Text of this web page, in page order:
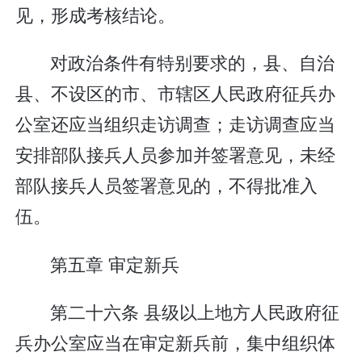
见，形成考核结论。
对政治条件有特别要求的，县、自治
县、不设区的市、市辖区人民政府征兵办
公室还应当组织走访调查；走访调查应当
安排部队接兵人员参加并签署意见，未经
部队接兵人员签署意见的，不得批准入
伍。
第五章 审定新兵
第二十六条 县级以上地方人民政府征
兵办公室应当在审定新兵前，集中组织体